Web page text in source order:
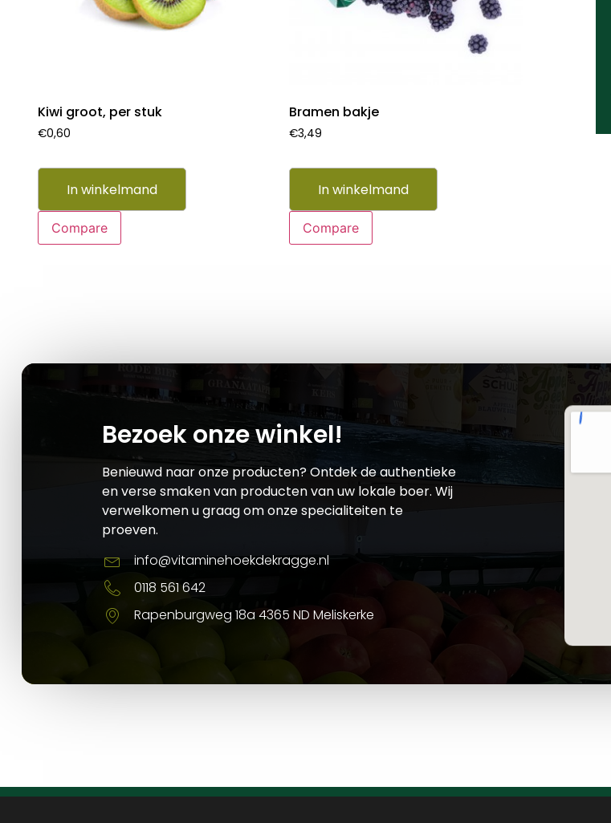
Kiwi groot, per stuk
€0,60
In winkelmand
Compare
Bramen bakje
€3,49
In winkelmand
Compare
Bezoek onze winkel!
Benieuwd naar onze producten? Ontdek de authentieke
en verse smaken van producten van uw lokale boer. Wij
verwelkomen u graag om onze specialiteiten te
proeven.
info@vitaminehoekdekragge.nl
0118 561 642
Rapenburgweg 18a 4365 ND Meliskerke